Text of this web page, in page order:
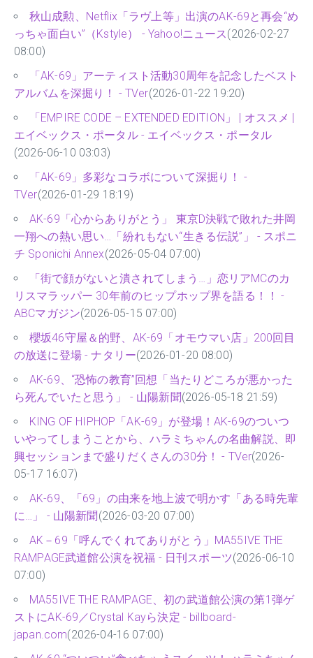
秋山成勲、Netflix「ラヴ上等」出演のAK-69と再会“め
っちゃ面白い”（Kstyle） - Yahoo!ニュース(2026-02-27
08:00)
「AK-69」アーティスト活動30周年を記念したベスト
アルバムを深掘り！ - TVer(2026-01-22 19:20)
「EMPIRE CODE – EXTENDED EDITION」 | オススメ |
エイベックス・ポータル - エイベックス・ポータル
(2026-06-10 03:03)
「AK-69」多彩なコラボについて深掘り！ -
TVer(2026-01-29 18:19)
AK-69「心からありがとう」 東京D決戦で敗れた井岡
一翔への熱い思い…「紛れもない“生きる伝説”」 - スポニ
チ Sponichi Annex(2026-05-04 07:00)
「街で顔がないと潰されてしまう…」恋リアMCのカ
リスマラッパー 30年前のヒップホップ界を語る！！ -
ABCマガジン(2026-05-15 07:00)
櫻坂46守屋＆的野、AK-69「オモウマい店」200回目
の放送に登場 - ナタリー(2026-01-20 08:00)
AK-69、“恐怖の教育”回想「当たりどころが悪かった
ら死んでいたと思う」 - 山陽新聞(2026-05-18 21:59)
KING OF HIPHOP「AK-69」が登場！AK-69のついつ
いやってしまうことから、ハラミちゃんの名曲解説、即
興セッションまで盛りだくさんの30分！ - TVer(2026-
05-17 16:07)
AK-69、「69」の由来を地上波で明かす「ある時先輩
に…」 - 山陽新聞 (2026-03-20 07:00)
AK－69「呼んでくれてありがとう」MA55IVE THE
RAMPAGE武道館公演を祝福 - 日刊スポーツ(2026-06-10
07:00)
MA55IVE THE RAMPAGE、初の武道館公演の第1弾ゲ
ストにAK-69／Crystal Kayら決定 - billboard-
japan.com(2026-04-16 07:00)